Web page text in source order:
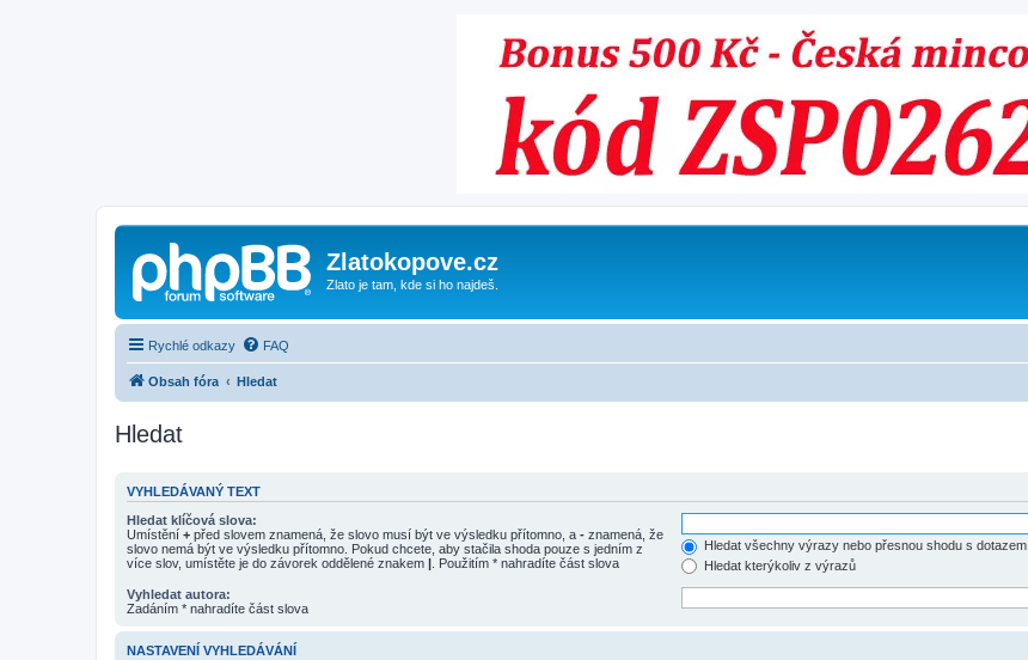
Zlatokopove.cz
Zlato je tam, kde si ho najdeš.
Rychlé odkazy FAQ
Obsah fóra Hledat
Hledat
VYHLEDÁVANÝ TEXT
Hledat klíčová slova:
Umístění + před slovem znamená, že slovo musí být ve výsledku přítomno, a - znamená, že
slovo nemá být ve výsledku přítomno. Pokud chcete, aby stačila shoda pouze s jedním z
více slov, umístěte je do závorek oddělené znakem | . Použitím * nahradíte část slova
Hledat všechny výrazy nebo přesnou shodu s dotazem
Hledat kterýkoliv z výrazů
Vyhledat autora:
Zadáním * nahradíte část slova
NASTAVENÍ VYHLEDÁVÁNÍ